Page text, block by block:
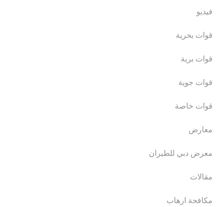
فيديو
قوات بحرية
قوات برية
قوات جوية
قوات خاصة
معارض
معرض دبي للطيران
مقالات
مكافحة ارهاب